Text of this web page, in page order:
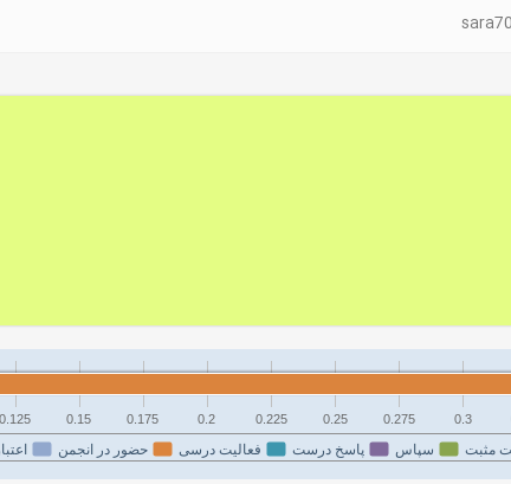
مثبت سپاس پاسخ درست فعالیت درسی حضور در انجمن
0.125 0.15 0.175 0.2 0.225 0.25 0.275 0.3